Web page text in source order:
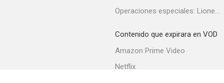
Operaciones especiales: Lioness
Contenido que expirara en VOD
Amazon Prime Video
Netflix